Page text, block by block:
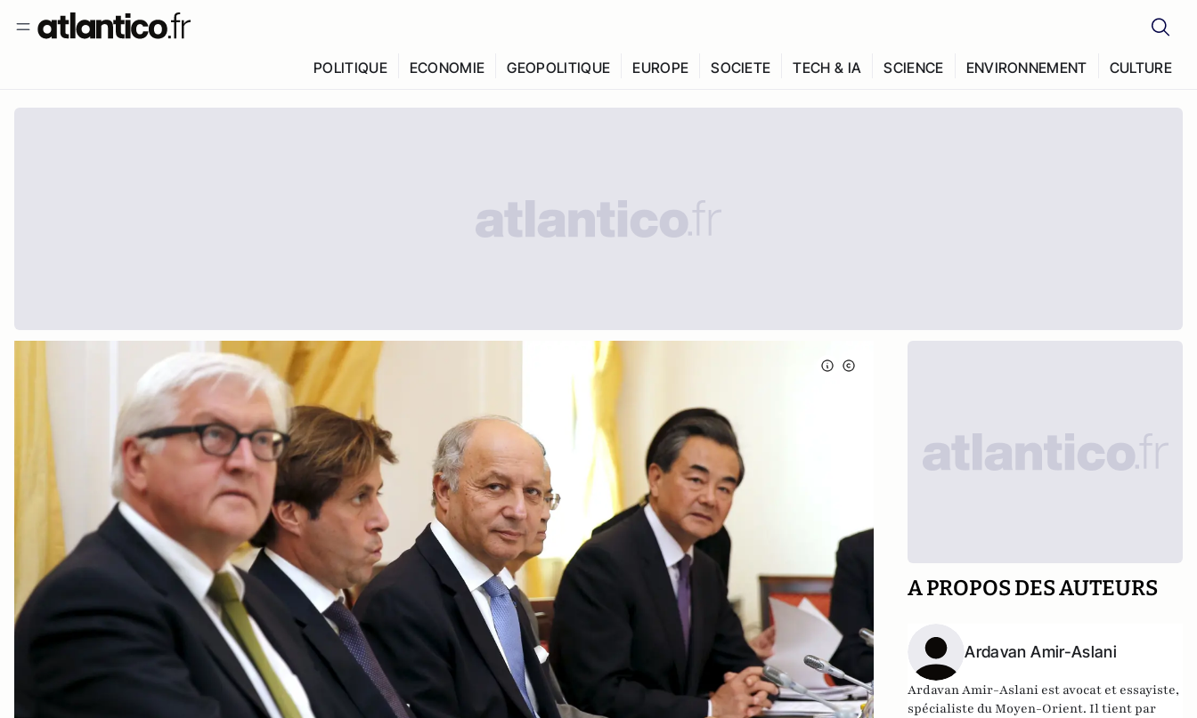
POLITIQUE ECONOMIE GEOPOLITIQUE EUROPE SOCIETE TECH & IA SCIENCE ENVIRONNEMENT CULTURE
A PROPOS DES AUTEURS
Ardavan Amir-Aslani
Ardavan Amir-Aslani est avocat et essayiste,
spécialiste du Moyen-Orient. Il tient par